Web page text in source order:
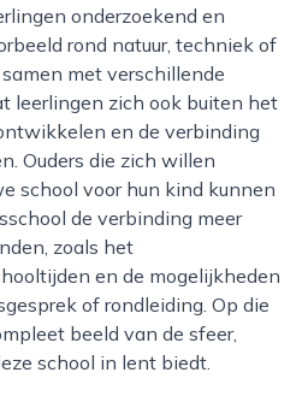
onderzoekend en
rond natuur, techniek of
met verschillende
leerlingen zich ook buiten het
en de verbinding
Ouders die zich willen
school voor hun kind kunnen
de verbinding meer
zoals het
en de mogelijkheden
of rondleiding. Op die
beeld van de sfeer,
school in lent biedt.